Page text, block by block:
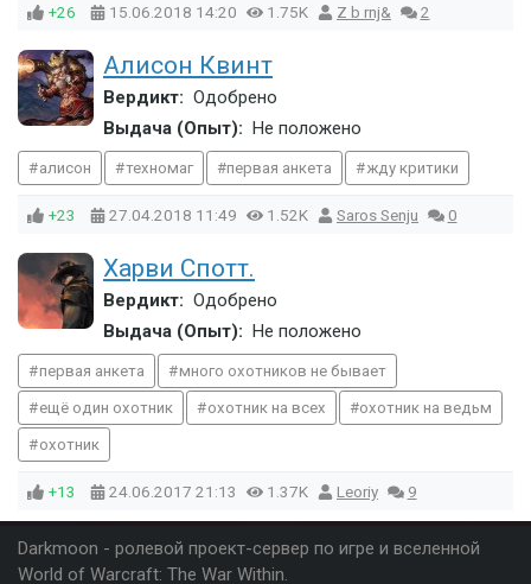
+26 15.06.2018 14:20 1.75K Z b rnj& 2
Алисон Квинт
Вердикт: Одобрено
Выдача (Опыт):
Не положено
алисон техномаг первая анкета жду критики
+23 27.04.2018 11:49 1.52K Saros Senju 0
Харви Спотт.
Вердикт: Одобрено
Выдача (Опыт):
Не положено
первая анкета много охотников не бывает
ещё один охотник охотник на всех охотник на ведьм
охотник
+13 24.06.2017 21:13 1.37K Leoriy 9
Darkmoon - ролевой проект-сервер по игре и вселенной
World of Warcraft: The War Within.